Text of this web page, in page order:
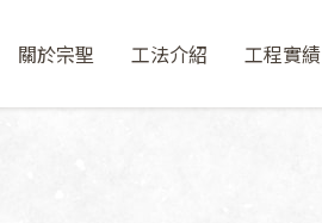
關於宗聖 工法介紹 工程實績